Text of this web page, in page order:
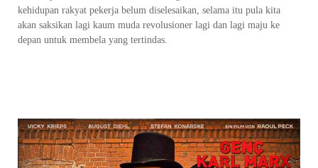
kehidupan rakyat pekerja belum diselesaikan, selama itu pula kita
akan saksikan lagi kaum muda revolusioner lagi dan lagi maju ke
depan untuk membela yang tertindas.